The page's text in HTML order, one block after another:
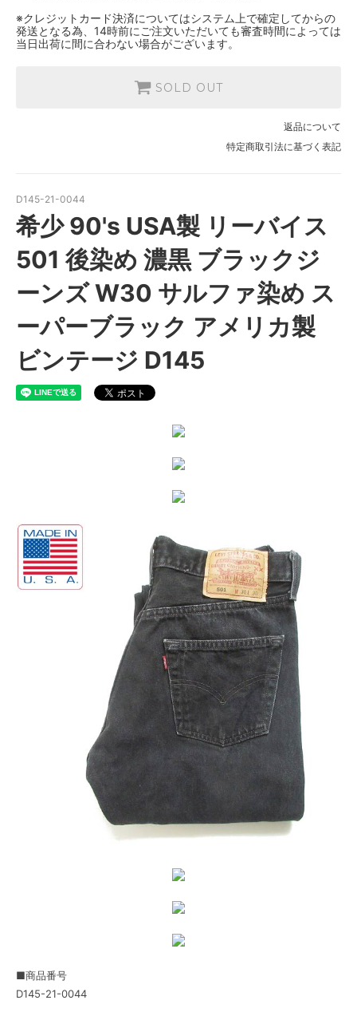
※クレジットカード決済についてはシステム上で確定してからの
発送となる為、14時前にご注文いただいても審査時間によっては
当日出荷に間に合わない場合がございます。
SOLD OUT
返品について
特定商取引法に基づく表記
D145-21-0044
希少 90's USA製 リーバイス
501 後染め 濃黒 ブラックジ
ーンズ W30 サルファ染め ス
ーパーブラック アメリカ製
ビンテージ D145
■商品番号
D145-21-0044